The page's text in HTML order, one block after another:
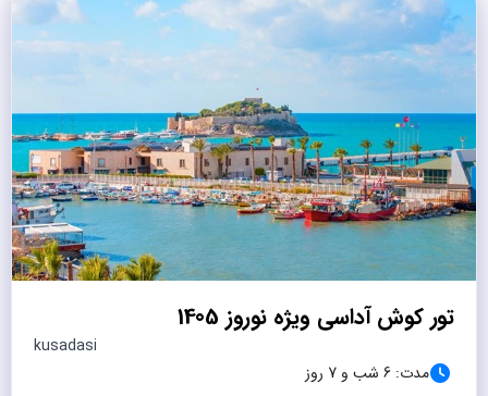
تور کوش آداسی ویژه نوروز 1405
kusadasi
مدت: 6 شب و 7 روز